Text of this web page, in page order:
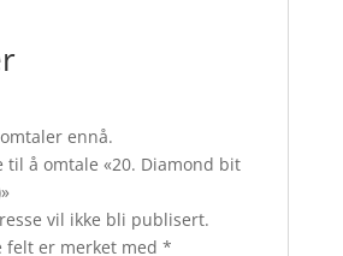
ennå.
til å omtale «20. Diamond bit
vil ikke bli publisert.
felt er merket med *